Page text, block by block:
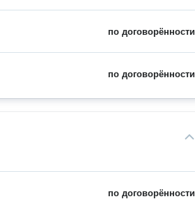
по договорённости
по договорённости
по договорённости